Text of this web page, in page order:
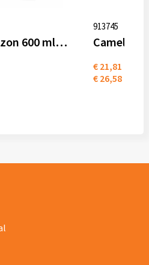
CamelBak® Horizon 600 ml vacuüm geïsoleerde beker RVS
913745
€ 21,81
€ 26,58